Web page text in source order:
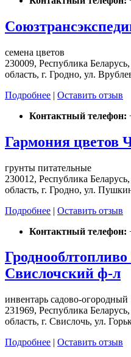
семена цветов
230009, Республика
область, г. Гродно, ул.
Подробнее | Оставить отзыв
Контактный телефон:
Гармония
грунты питательные
230012, Республика
область, г. Гродно, ул.
Подробнее | Оставить отзыв
Контактный телефон:
Свислочский ф-л
инвентарь садово-огородный
231969, Республика
область, г. Свислочь, ул.
Подробнее | Оставить отзыв